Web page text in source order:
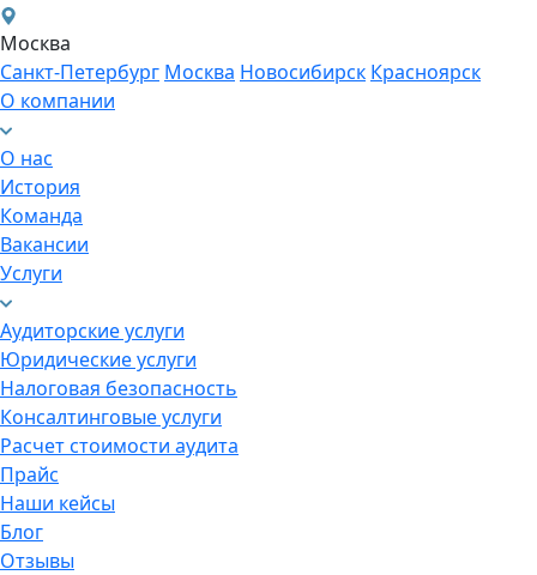
Москва
Санкт-Петербург Москва Новосибирск Красноярск
О компании
О нас
История
Команда
Вакансии
Услуги
Аудиторские услуги
Юридические услуги
Налоговая безопасность
Консалтинговые услуги
Расчет стоимости аудита
Прайс
Наши кейсы
Блог
Отзывы